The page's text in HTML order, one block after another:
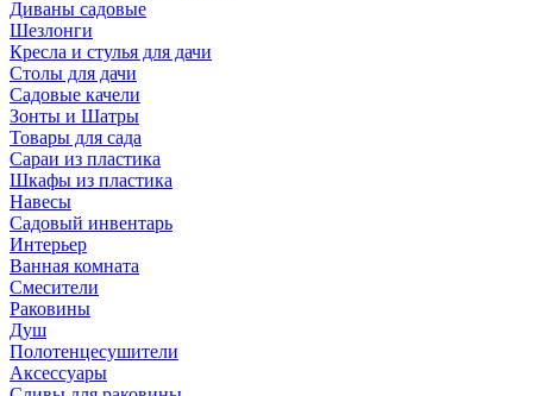
Диваны садовые
Шезлонги
Кресла и стулья для дачи
Столы для дачи
Садовые качели
Зонты и Шатры
Товары для сада
Сараи из пластика
Шкафы из пластика
Навесы
Садовый инвентарь
Интерьер
Ванная комната
Смесители
Раковины
Душ
Полотенцесушители
Аксессуары